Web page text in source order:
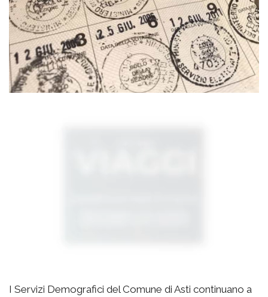
I Servizi Demografici del Comune di Asti continuano a